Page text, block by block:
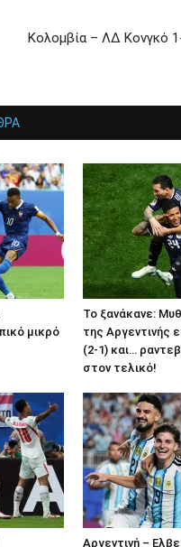
Κολομβία – ΛΔ Κονγκό
μικρό
Το ξανάκανε:
της Αργεντινής
(2-1) και…
στον τελικό!
Αργεντινή –